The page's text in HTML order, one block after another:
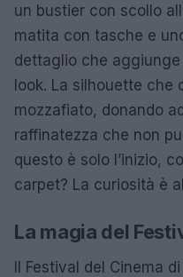
un bustier con scollo
matita con tasche e
dettaglio che
look. La silhouette che
mozzafiato, donando
raffinatezza che non
questo è solo l’inizio,
carpet? La curiosità è
La magia del
Il Festival del Cinema